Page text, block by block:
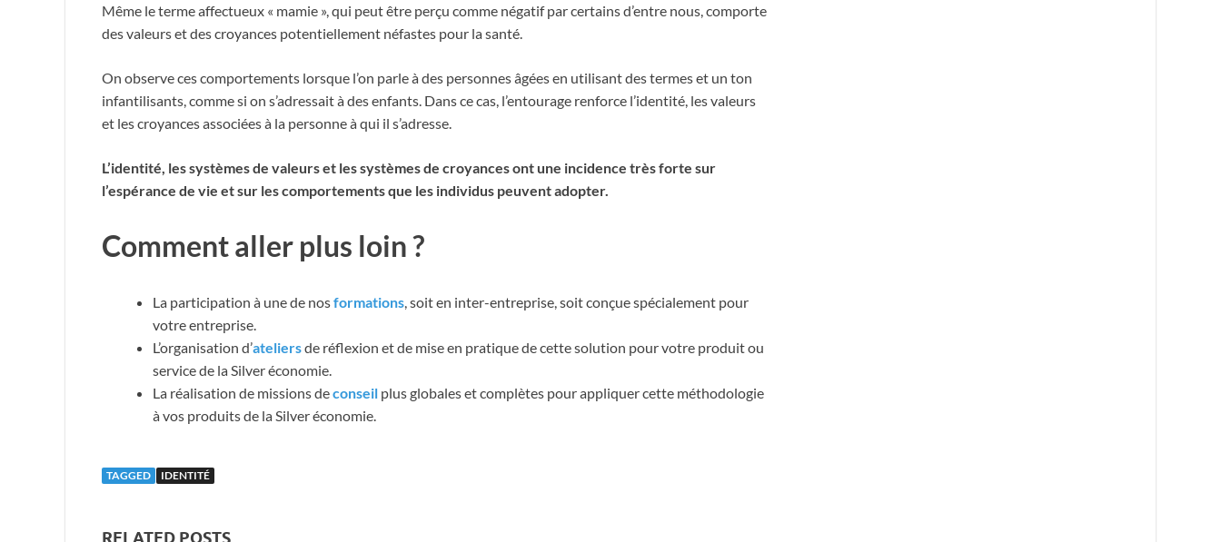
Même le terme affectueux « mamie », qui peut être perçu comme négatif par certains d’entre nous, comporte
des valeurs et des croyances potentiellement néfastes pour la santé.
On observe ces comportements lorsque l’on parle à des personnes âgées en utilisant des termes et un ton
infantilisants, comme si on s’adressait à des enfants. Dans ce cas, l’entourage renforce l’identité, les valeurs
et les croyances associées à la personne à qui il s’adresse.
L’identité, les systèmes de valeurs et les systèmes de croyances ont une incidence très forte sur
l’espérance de vie et sur les comportements que les individus peuvent adopter.
Comment aller plus loin ?
La participation à une de nosformations, soit en inter-entreprise, soit conçue spécialement pour
votre entreprise.
L’organisation d’ateliersde réflexion et de mise en pratique de cette solution pour votre produit ou
service de la Silver économie.
La réalisation de missions deconseil plus globales et complètes pour appliquer cette méthodologie
à vos produits de la Silver économie.
TAGGED IDENTITÉ
RELATED POSTS